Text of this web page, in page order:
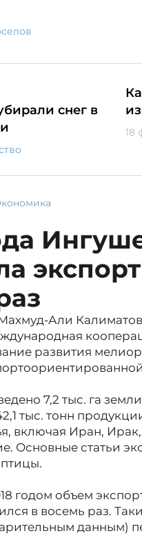
снег в
18
Али Калиматов
развития
7,2 тыс. га
тыс. тонн
включая Иран,
Основные статьи
годом объем
в восемь раз.
данным)